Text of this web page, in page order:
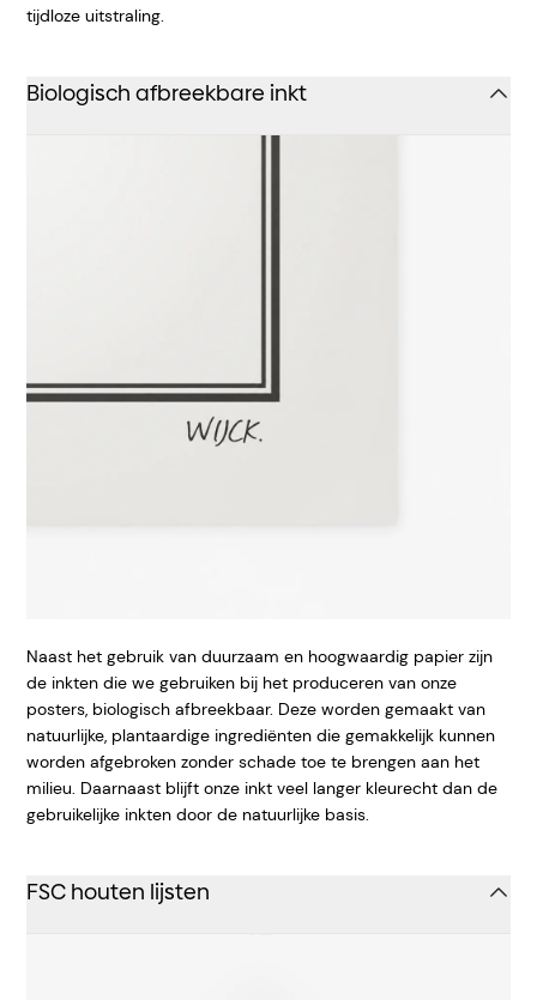
tijdloze uitstraling.
Biologisch afbreekbare inkt
Naast het gebruik van duurzaam en hoogwaardig papier zijn
de inkten die we gebruiken bij het produceren van onze
posters, biologisch afbreekbaar. Deze worden gemaakt van
natuurlijke, plantaardige ingrediënten die gemakkelijk kunnen
worden afgebroken zonder schade toe te brengen aan het
milieu. Daarnaast blijft onze inkt veel langer kleurecht dan de
gebruikelijke inkten door de natuurlijke basis.
FSC houten lijsten